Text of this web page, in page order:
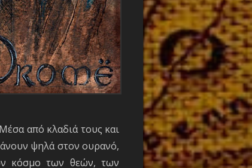
από κλαδιά τους και
ψηλά στον ουρανό,
κόσμο των θεών, των